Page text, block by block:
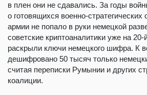
в плен они не сдавались. За годы
о готовящихся военно-
армии не попало в руки немецкой
советские криптоаналитики уже на
раскрыли ключи немецкого шифра. К
дешифровано 50 тысяч только
считая переписки Румынии и других
коалиции.